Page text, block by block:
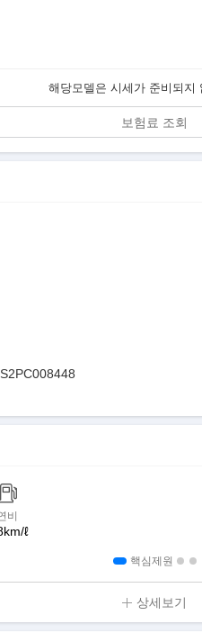
해당모델은 시세가 준비되지
보험료 조회
비
ℓ
핵심제원
상세보기